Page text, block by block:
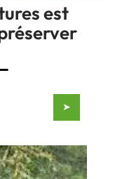
est